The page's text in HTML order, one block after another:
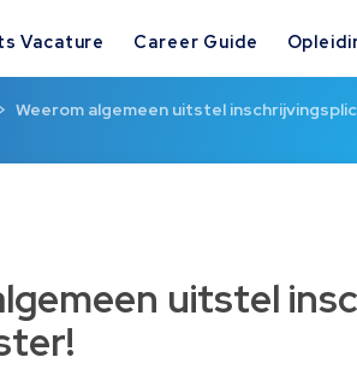
Vacature Career Guide
Weerom algemeen uitstel
uitstel